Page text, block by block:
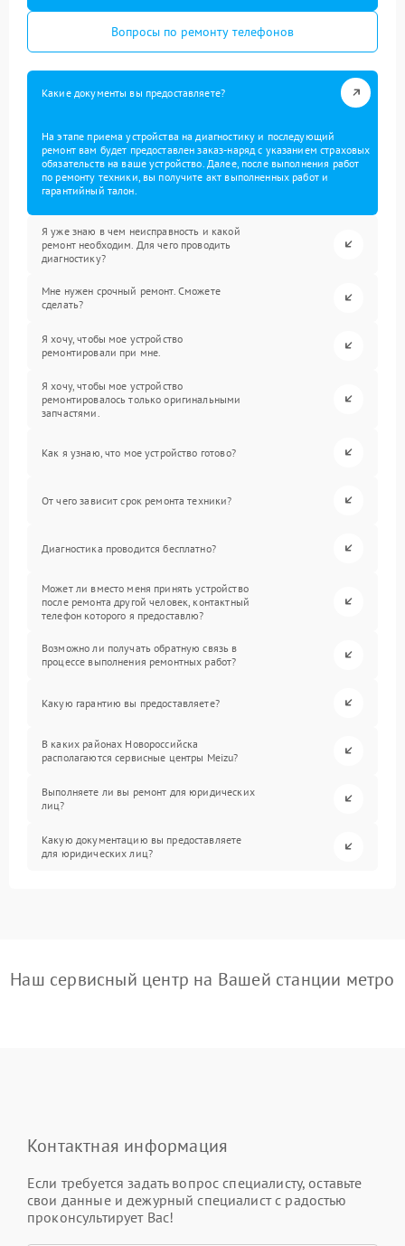
Вопросы по ремонту телефонов
Какие документы вы предоставляете?
На этапе приема устройства на диагностику и последующий
ремонт вам будет предоставлен заказ-наряд с указанием страховых
обязательств на ваше устройство. Далее, после выполнения работ
по ремонту техники, вы получите акт выполненных работ и
гарантийный талон.
Я уже знаю в чем неисправность и какой
ремонт необходим. Для чего проводить
диагностику?
Мне нужен срочный ремонт. Сможете
сделать?
Я хочу, чтобы мое устройство
ремонтировали при мне.
Я хочу, чтобы мое устройство
ремонтировалось только оригинальными
запчастями.
Как я узнаю, что мое устройство готово?
От чего зависит срок ремонта техники?
Диагностика проводится бесплатно?
Может ли вместо меня принять устройство
после ремонта другой человек, контактный
телефон которого я предоставлю?
Возможно ли получать обратную связь в
процессе выполнения ремонтных работ?
Какую гарантию вы предоставляете?
В каких районах Новороссийска
располагаются сервисные центры Meizu?
Выполняете ли вы ремонт для юридических
лиц?
Какую документацию вы предоставляете
для юридических лиц?
Наш сервисный центр на Вашей станции метро
Контактная информация
Если требуется задать вопрос специалисту, оставьте
свои данные и дежурный специалист с радостью
проконсультирует Вас!